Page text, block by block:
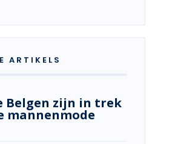
ARTIKELS
Belgen zijn in trek
mannenmode